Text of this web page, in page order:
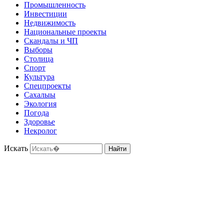
Промышленность
Инвестиции
Недвижимость
Национальные проекты
Скандалы и ЧП
Выборы
Столица
Спорт
Культура
Спецпроекты
Сахалыы
Экология
Погода
Здоровье
Некролог
Искать Найти